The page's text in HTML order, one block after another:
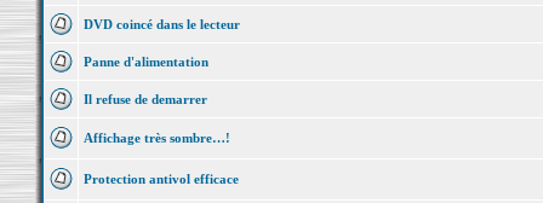
DVD coincé dans le lecteur
Panne d'alimentation
Il refuse de demarrer
Affichage très sombre…!
Protection antivol efficace